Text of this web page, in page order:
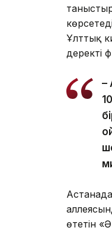
Ұлттық
деректі
–
өтетін